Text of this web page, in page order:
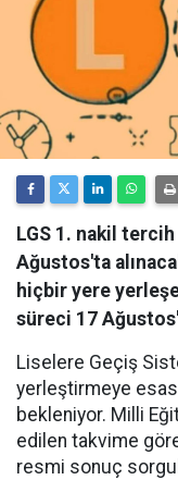
LGS 1. nakil tercih
Ağustos'ta
hiçbir yere
süreci 17
Liselere Geçiş
yerleştirmeye
bekleniyor. Milli
edilen takvime
resmi sonuç